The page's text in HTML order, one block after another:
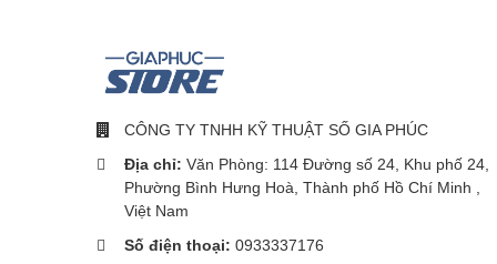
Nếu bạn sử dụng một điện thoại của Xiaomi, quá trình
giờ hết. Để nhanh chóng ghép nối, bạn chỉ cần mở
Hơn nữa, tai nghe không dây này còn có thể được
Windows.
Thời lượng pin ấn tượng
Nhờ chip xử lý thế hệ mới tiết kiệm năng lượng và
CÔNG TY TNHH KỸ THUẬT SỐ GIA PHÚC
Địa chỉ: Văn Phòng: 114 Đường số 24, Khu phố 24,
Phường Bình Hưng Hoà, Thành phố Hồ Chí Minh ,
Việt Nam
Số điện thoại: 0933337176